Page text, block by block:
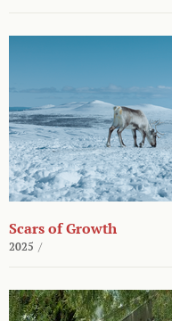
Scars of Growth
2025 /